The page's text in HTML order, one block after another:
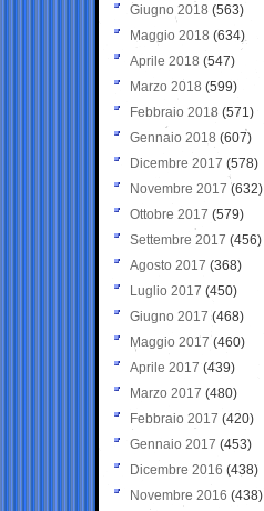
Giugno 2018 (563)
Maggio 2018 (634)
Aprile 2018 (547)
Marzo 2018 (599)
Febbraio 2018 (571)
Gennaio 2018 (607)
Dicembre 2017 (578)
Novembre 2017 (632)
Ottobre 2017 (579)
Settembre 2017 (456)
Agosto 2017 (368)
Luglio 2017 (450)
Giugno 2017 (468)
Maggio 2017 (460)
Aprile 2017 (439)
Marzo 2017 (480)
Febbraio 2017 (420)
Gennaio 2017 (453)
Dicembre 2016 (438)
Novembre 2016 (438)